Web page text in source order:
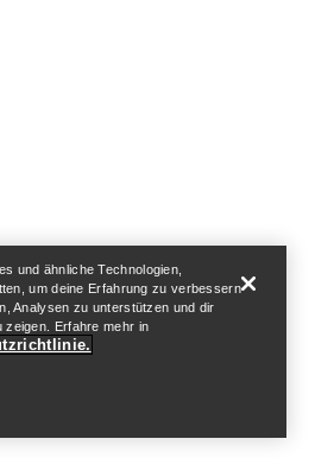
und ähnliche Technologien,
um deine Erfahrung zu verbessern
Analysen zu unterstützen und dir
zeigen. Erfahre mehr in